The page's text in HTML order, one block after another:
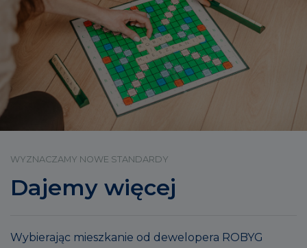
WYZNACZAMY NOWE STANDARDY
Dajemy więcej
Wybierając mieszkanie od dewelopera ROBYG